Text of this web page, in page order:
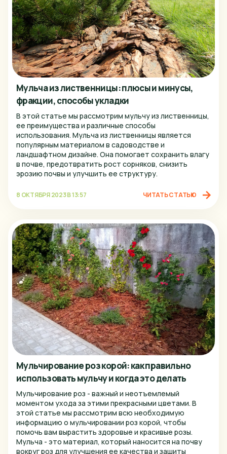
Мульча из лиственницы: плюсы и минусы,
фракции, способы укладки
В этой статье мы рассмотрим мульчу из лиственницы,
ее преимущества и различные способы
использования. Мульча из лиственницы является
популярным материалом в садоводстве и
ландшафтном дизайне. Она помогает сохранить влагу
в почве, предотвратить рост сорняков, снизить
эрозию почвы и улучшить ее структуру.
8 ОКТЯБРЯ 2023 В 13:57 ЧИТАТЬ СТАТЬЮ
Мульчирование роз корой: как правильно
использовать мульчу и когда это делать
Мульчирование роз - важный и неотъемлемый
моментом ухода за этими прекрасными цветами. В
этой статье мы рассмотрим всю необходимую
информацию о мульчировании роз корой, чтобы
помочь вам вырастить здоровые и красивые розы.
Мульча - это материал, который наносится на почву
вокруг роз для улучшения ее качества и защиты
Иваново
Ижевск
Йошкар-ола
Казань
Калуга
Киров
КМВ
Краснодар
Красноярск
Липецк
Магнитогорск
Миасс
Москва
Набережные Челны
Нижний Новгород
Нижний Тагил
Новокузнецк
Новосибирск
Орел
Пенза
Пермь